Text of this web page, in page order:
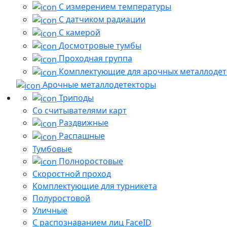
С измерением температуры
С датчиком радиации
С камерой
Досмотровые тумбы
Проходная группа
Комплектующие для арочных
Арочные металлодетекторы
Триподы
Со считывателями карт
Раздвижные
Распашные
Тумбовые
Полноростовые
Скоростной проход
Комплектующие для турникета
Полуростовой
Уличные
С распознаванием лиц FaceID